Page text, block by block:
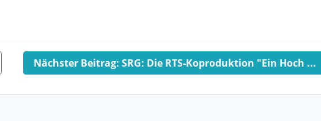
Nächster Beitrag: SRG: Die RTS-Koproduktion "Ein Hoch ...